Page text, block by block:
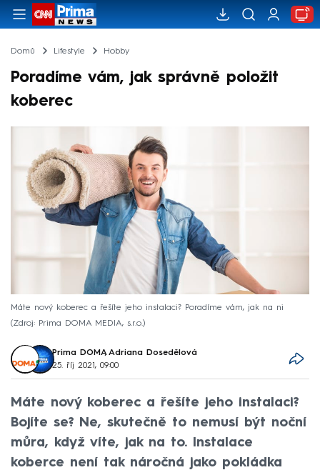
Domů Lifestyle Hobby
Poradíme vám, jak správně položit
koberec
Máte nový koberec a řešíte jeho instalaci? Poradíme vám, jak na ni
Zdroj: Prima DOMA MEDIA, s.r.o.
Prima DOMA, Adriana Dosedělová
25. říj 2021, 09:00
Máte nový koberec a řešíte jeho instalaci?
Bojíte se? Ne, skutečně to nemusí být noční
můra, když víte, jak na to. Instalace
koberce není tak náročná jako pokládka